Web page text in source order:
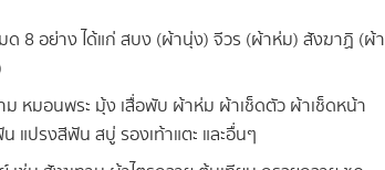
8 อย่าง ได้แก่ สบง (ผ้านุ่ง) จีวร (ผ้าห่ม) สังฆาฏิ (ผ้า
ม หมอนพระ มุ้ง เสื่อพับ ผ้าห่ม ผ้าเช็ดตัว ผ้าเช็ดหน้า
ปรงสีฟัน สบู่ รองเท้าแตะ และอื่นๆ